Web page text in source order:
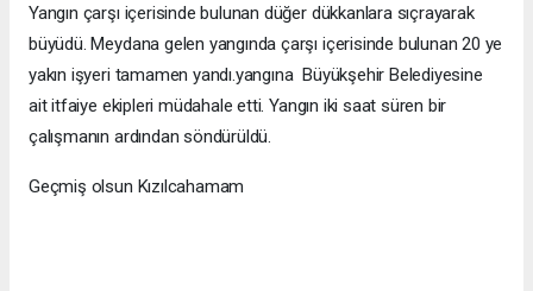
Yangın çarşı içerisinde bulunan düğer dükkanlara sıçrayarak
büyüdü. Meydana gelen yangında çarşı içerisinde bulunan 20 ye
yakın işyeri tamamen yandı.yangına Büyükşehir Belediyesine
ait itfaiye ekipleri müdahale etti. Yangın iki saat süren bir
çalışmanın ardından söndürüldü.
Geçmiş olsun Kızılcahamam